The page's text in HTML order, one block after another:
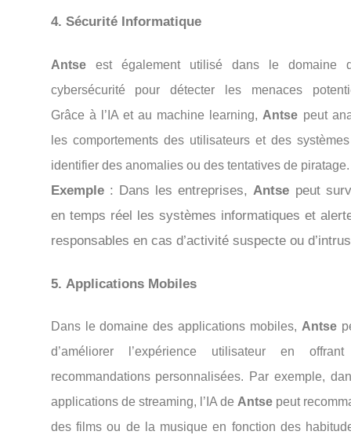
4. Sécurité Informatique
Antseest également utilisé dans le domaine
cybersécurité pour détecter les menaces
Grâce à l’IA et au machine learning, Antse peut
les comportements des utilisateurs et des
identifier des anomalies ou des tentatives de piratage.
Exemple: Dans les entreprises,Antse peut
en temps réel les systèmes informatiques et
responsables en cas d’activité suspecte ou
5. Applications Mobiles
Dans le domaine des applications mobiles, Antse
d’améliorer l’expérience utilisateur en
recommandations personnalisées. Par exemple,
applications de streaming, l’IA de Antsepeut
des films ou de la musique en fonction des